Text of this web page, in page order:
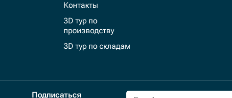
Контакты
3D тур по
производству
3D тур по складам
Подписаться